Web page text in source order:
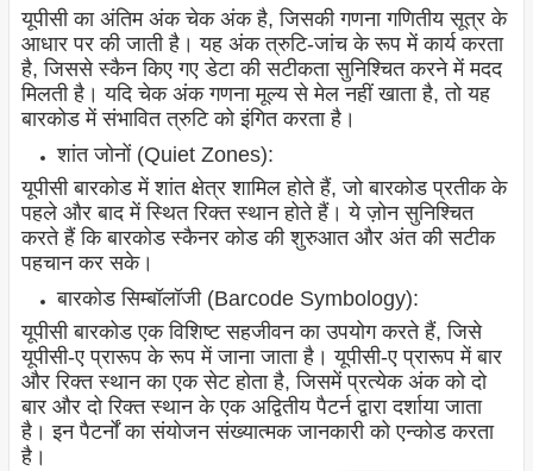
यूपीसी का अंतिम अंक चेक अंक है, जिसकी गणना गणितीय सूत्र के
आधार पर की जाती है। यह अंक त्रुटि-जांच के रूप में कार्य करता
है, जिससे स्कैन किए गए डेटा की सटीकता सुनिश्चित करने में मदद
मिलती है। यदि चेक अंक गणना मूल्य से मेल नहीं खाता है, तो यह
बारकोड में संभावित त्रुटि को इंगित करता है।
शांत जोनों (Quiet Zones):
यूपीसी बारकोड में शांत क्षेत्र शामिल होते हैं, जो बारकोड प्रतीक के
पहले और बाद में स्थित रिक्त स्थान होते हैं। ये ज़ोन सुनिश्चित
करते हैं कि बारकोड स्कैनर कोड की शुरुआत और अंत की सटीक
पहचान कर सके।
बारकोड सिम्बॉलॉजी (Barcode Symbology):
यूपीसी बारकोड एक विशिष्ट सहजीवन का उपयोग करते हैं, जिसे
यूपीसी-ए प्रारूप के रूप में जाना जाता है। यूपीसी-ए प्रारूप में बार
और रिक्त स्थान का एक सेट होता है, जिसमें प्रत्येक अंक को दो
बार और दो रिक्त स्थान के एक अद्वितीय पैटर्न द्वारा दर्शाया जाता
है। इन पैटर्नों का संयोजन संख्यात्मक जानकारी को एन्कोड करता
है।